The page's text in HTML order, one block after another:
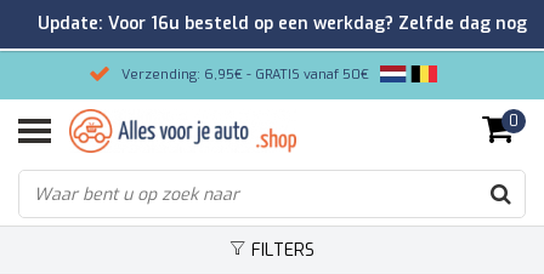
Verzending: 6,95€ - GRATIS vanaf 50€
Gemakkelijk bestellen/Veilig betalen
9.2/10 Klantenrating via Kiyoh!
0
FILTERS
Update: Voor 16u besteld op een werkdag? Zelfde dag nog
verzonden!